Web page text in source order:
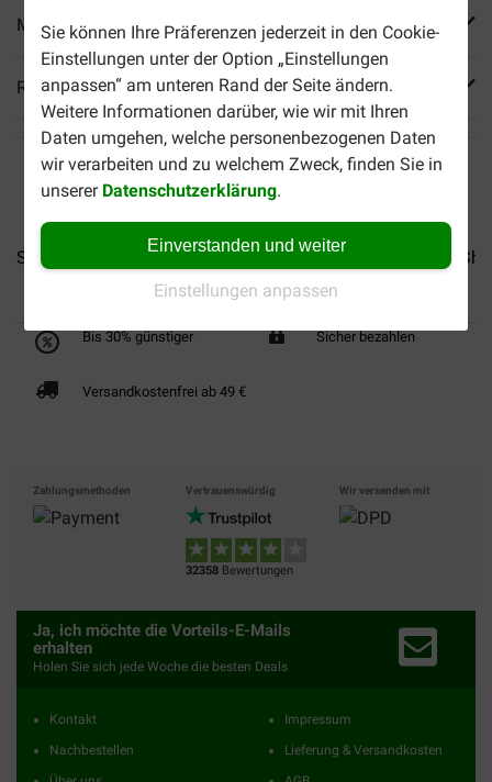
Sie können Ihre Präferenzen jederzeit in den Cookie-
Einstellungen unter der Option „Einstellungen
anpassen“ am unteren Rand der Seite ändern.
Weitere Informationen darüber, wie wir mit Ihren
Daten umgehen, welche personenbezogenen Daten
wir verarbeiten und zu welchem Zweck, finden Sie in
unserer Datenschutzerklärung.
Einverstanden und weiter
Einstellungen anpassen
Mehr Produktinfos
Reviews
Sheba Classics Paté mit... Sheba Classics Paté mit...
Bis 30% günstiger Sicher bezahlen
Versandkostenfrei ab 49 €
Zahlungsmethoden Vertrauenswürdig
32358 Bewertungen
Wir versenden mit
Ja, ich möchte die Vorteils-E-Mails
erhalten
Holen Sie sich jede Woche die besten Deals
Kontakt
Nachbestellen
Impressum
Lieferung & Versandkosten